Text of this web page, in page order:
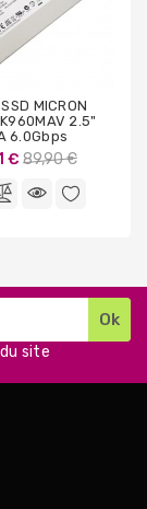
MICRON
2.5"
6.0Gbps
€ Prix
base
89,90 €
du site